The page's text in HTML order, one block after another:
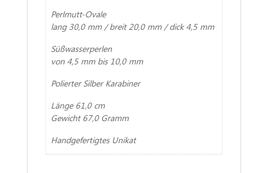
Perlmutt-Ovale
lang 30,0 mm / breit 20,0 mm / dick 4,5 mm
Süßwasserperlen
von 4,5 mm bis 10,0 mm
Polierter Silber Karabiner
Länge 61,0 cm
Gewicht 67,0 Gramm
Handgefertigtes Unikat